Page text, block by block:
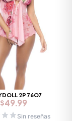
2P 7607
$49.99
Sin reseñas